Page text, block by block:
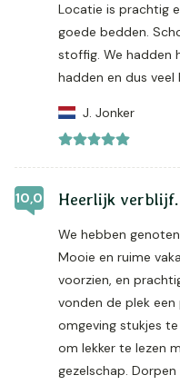
Locatie is prachtig
goede bedden.
stoffig. We hadden
hadden en dus veel
J. Jonker
10,0 Heerlijk verblijf.
We hebben
Mooie en ruime
voorzien, en
vonden de plek
omgeving stukjes
om lekker te lezen
gezelschap.